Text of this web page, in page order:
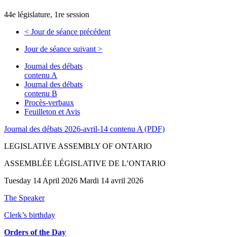
44e législature, 1re session
< Jour de séance précédent
Jour de séance suivant >
Journal des débats
contenu A
Journal des débats
contenu B
Procès-verbaux
Feuilleton et Avis
Journal des débats 2026-avril-14 contenu A (PDF)
LEGISLATIVE ASSEMBLY OF ONTARIO
ASSEMBLÉE LÉGISLATIVE DE L’ONTARIO
Tuesday 14 April 2026 Mardi 14 avril 2026
The Speaker
Clerk’s birthday
Orders of the Day